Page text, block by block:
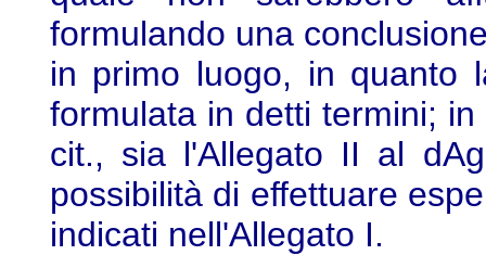
formulando una
in primo luogo, in quanto
formulata in detti termini;
cit., sia l'Allegato II al
possibilità di effettuare
indicati nell'Allegato I.